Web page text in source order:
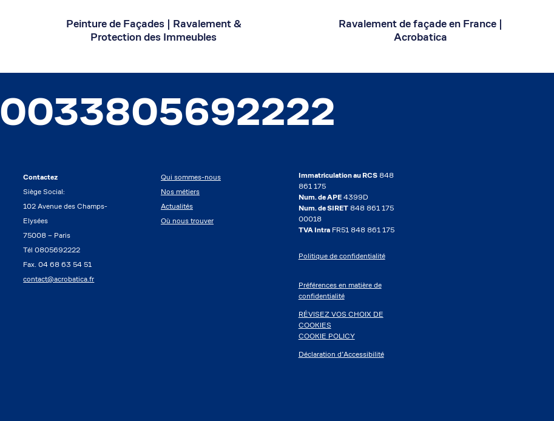
Peinture de Façades | Ravalement &
Protection des Immeubles
Ravalement de façade en France |
Acrobatica
0033805692222
Contactez
Siège Social:
102 Avenue des Champs-
Elysées
75008 – Paris
Tél 0805692222
Fax. 04 68 63 54 51
contact@acrobatica.fr
Qui sommes-nous
Nos métiers
Actualités
Où nous trouver
Immatriculation au RCS848
861 175
Num. de APE4399D
Num. de SIRET848 861 175
00018
TVA IntraFR51 848 861 175
Politique de confidentialité
Préférences en matière de
confidentialité
RÉVISEZ VOS CHOIX DE
COOKIES
COOKIE POLICY
Déclaration d’Accessibilité